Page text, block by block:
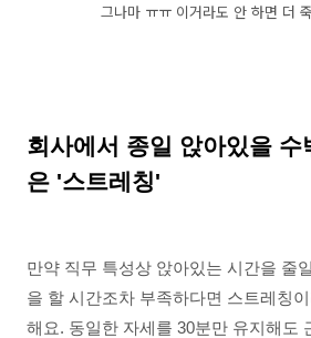
그나마 ㅠㅠ 이거라도 안 하면 더
회사에서 종일 앉아있을 수
은 '스트레칭'
만약 직무 특성상 앉아있는 시간을 줄
을 할 시간조차 부족하다면 스트레칭
해요. 동일한 자세를 30분만 유지해도